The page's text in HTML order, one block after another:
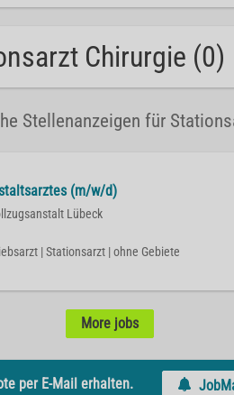
Chirurgie (0)
Stellenanzeigen für
(m/w/d)
Lübeck
| Stationsarzt | ohne Gebiete
More jobs
per E-Mail erhalten.